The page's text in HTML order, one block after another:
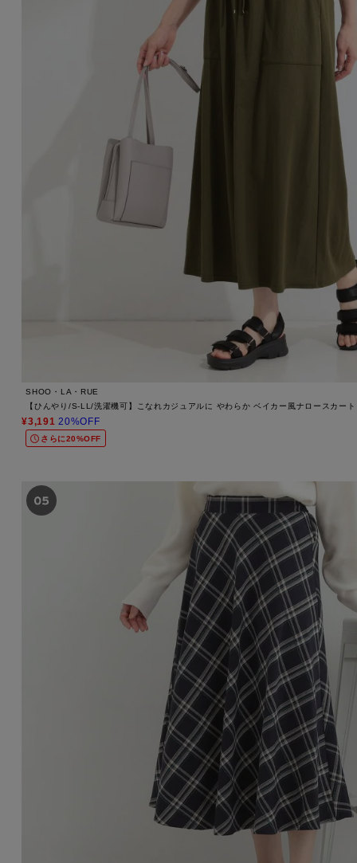
SHOO・LA・RUE
【ひんやり/S-LL/洗濯機可】こなれカジュアルに やわらか ベイカー風ナロースカート
¥3,191 20%OFF
さらに20%OFF